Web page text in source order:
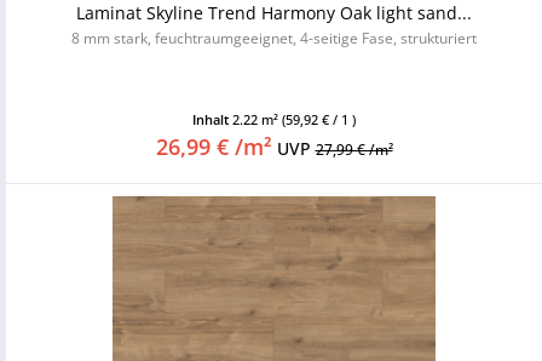
Laminat Skyline Trend Harmony Oak light sand...
8 mm stark, feuchtraumgeeignet, 4-seitige Fase, strukturiert
Inhalt 2.22 m² (59,92 € / 1 )
26,99 € /m² UVP27,99 € /m²